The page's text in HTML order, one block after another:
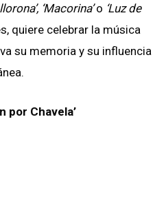
llorona’, ‘Macorina’o ‘Luz de
quiere celebrar la música
su memoria y su influencia
por Chavela’